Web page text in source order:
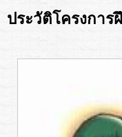
ประวัติโครงกา